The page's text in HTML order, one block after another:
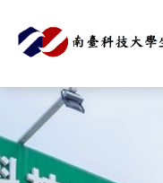
:::